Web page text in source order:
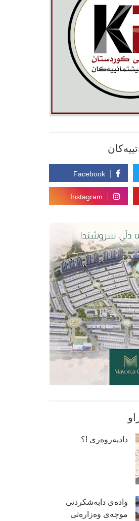
دادپەروەری !؟
وادەی دابەشكردنی
موچەی وەزارەتی